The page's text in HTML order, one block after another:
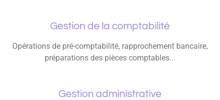
Gestion de la comptabilité
Opérations de pré-comptabilité, rapprochement bancaire,
préparations des pièces comptables...
Gestion administrative